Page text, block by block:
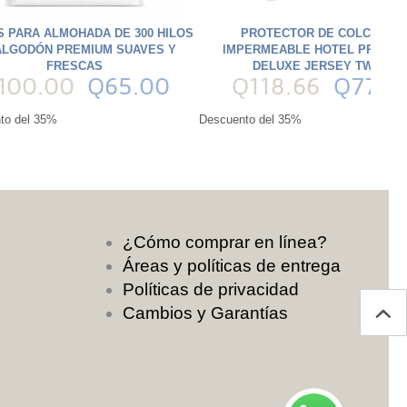
PARA ALMOHADA DE 300 HILOS
PREMIUM SUAVES Y
FRESCAS
Q65.00
del 35%
PROTECTOR DE COLCHÓN
IMPERMEABLE HOTEL
DELUXE JERSEY TWIN
Q118.66 Q77.13
Descuento del 35%
¿Cómo comprar en línea?
Áreas y políticas de entrega
Políticas de privacidad
Cambios y Garantías